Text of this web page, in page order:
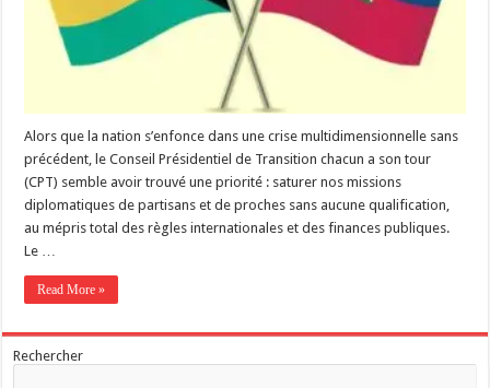
Alors que la nation s’enfonce dans une crise multidimensionnelle sans
précédent, le Conseil Présidentiel de Transition chacun a son tour
(CPT) semble avoir trouvé une priorité : saturer nos missions
diplomatiques de partisans et de proches sans aucune qualification,
au mépris total des règles internationales et des finances publiques. ​
Le …
Read More »
Rechercher